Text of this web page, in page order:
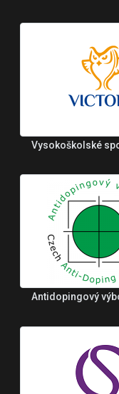
Vysokoškolské
Antidopingový